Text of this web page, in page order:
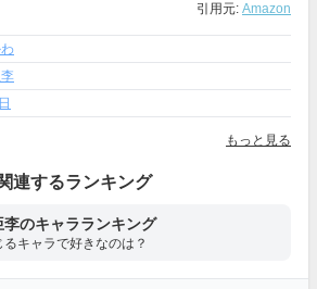
引用元: Amazon
もっと見る
連するランキング
のキャラランキング
キャラで好きなのは？